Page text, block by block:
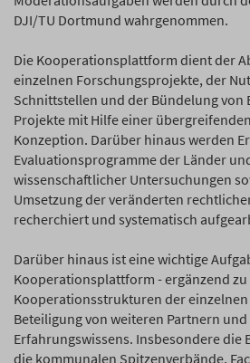
DJI/TU Dortmund wahrgenommen.
Die Kooperationsplattform dient der
einzelnen Forschungsprojekte, der
Schnittstellen und der Bündelung von
Projekte mit Hilfe einer
Konzeption. Darüber hinaus werden
Evaluationsprogramme der Länder
wissenschaftlicher Untersuchungen
Umsetzung der veränderten
recherchiert und systematisch
Darüber hinaus ist eine wichtige
Kooperationsplattform - ergänzend
Kooperationsstrukturen der
Beteiligung von weiteren Partnern
Erfahrungswissens. Insbesondere die
die kommunalen Spitzenverbände,